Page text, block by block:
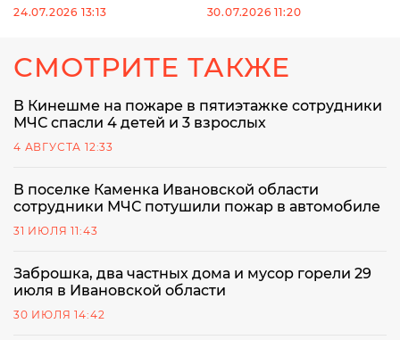
24.07.2026 13:13 30.07.2026 11:20
СМОТРИТЕ ТАКЖЕ
В Кинешме на пожаре в пятиэтажке сотрудники
МЧС спасли 4 детей и 3 взрослых
4 АВГУСТА 12:33
В поселке Каменка Ивановской области
сотрудники МЧС потушили пожар в автомобиле
31 ИЮЛЯ 11:43
Заброшка, два частных дома и мусор горели 29
июля в Ивановской области
30 ИЮЛЯ 14:42